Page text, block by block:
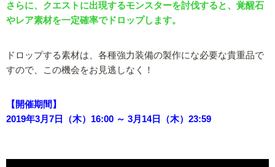
さらに、クエストに出現するモンスターを討伐すると、覚醒石
やレア素材を一定確率でドロップします。
ドロップする素材は、各種強力装備の製作にな必要な貴重品で
すので、この機会をお見逃しなく！
【開催期間】
2019年3月7日（木）16:00 ～ 3月14日（木）23:59